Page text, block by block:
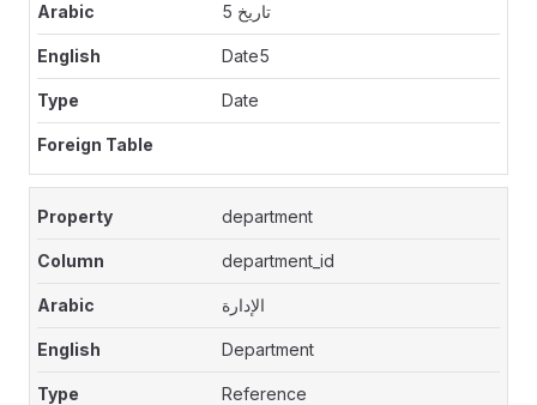
تاريخ 5
Date5
Date
department
department_id
الإدارة
Department
Reference